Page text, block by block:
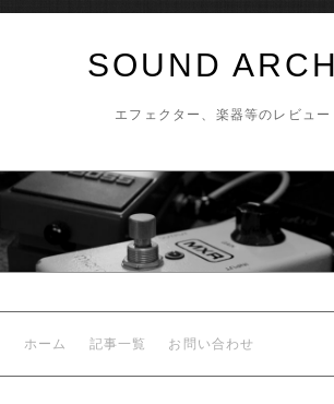
SOUND
エフェクター、楽器等のレビュー
ホーム 記事一覧 お問い合わせ